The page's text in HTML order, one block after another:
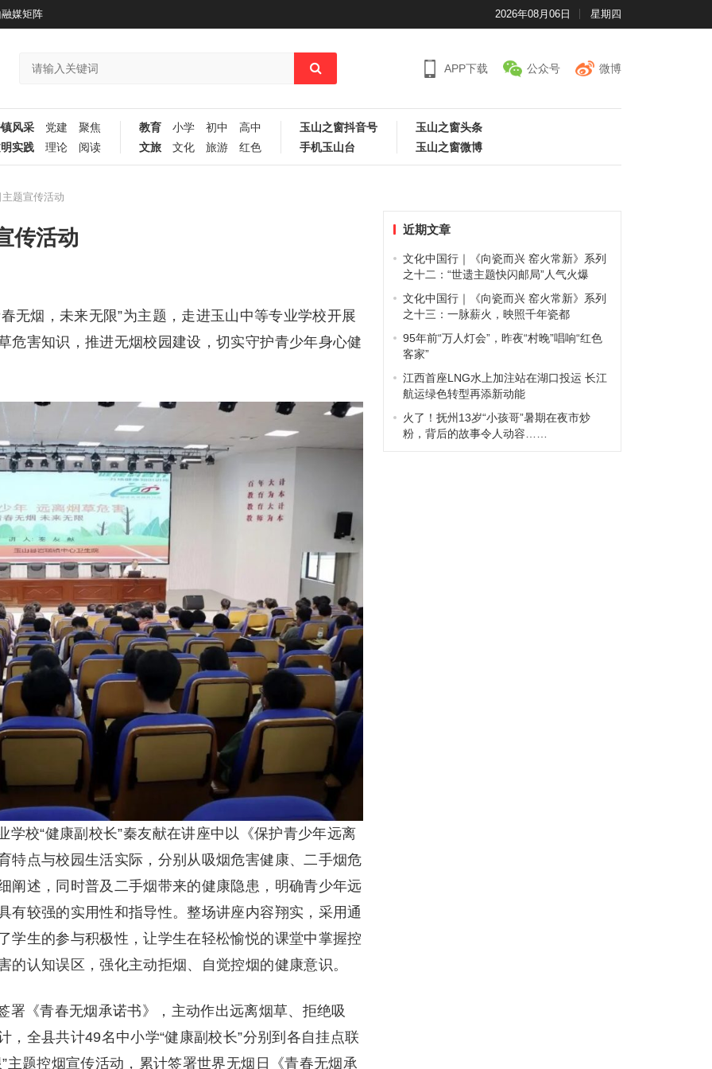
媒矩阵 2026年08月06日 星期四
APP下载 公众号 微博
风采 党建
聚焦
实践
理论 阅读
教育 小学 初中
高中
文旅
文化 旅游 红色
玉山之窗抖音号
手机玉山台
玉山之窗头条
玉山之窗微博
题宣传活动
传活动
无烟，未来无限”为主题，走进玉山中等专业学校开展
危害知识，推进无烟校园建设，切实守护青少年身心健
校“健康副校长”秦友献在讲座中以《保护青少年远离
特点与校园生活实际，分别从吸烟危害健康、二手烟危
阐述，同时普及二手烟带来的健康隐患，明确青少年远
有较强的实用性和指导性。整场讲座内容翔实，采用通
学生的参与积极性，让学生在轻松愉悦的课堂中掌握控
认知误区，强化主动拒烟、自觉控烟的健康意识。
署《青春无烟承诺书》，主动作出远离烟草、拒绝吸
全县共计49名中小学“健康副校长”分别到各自挂点联
主题控烟宣传活动，累计签署世界无烟日《青春无烟承
近期文章
文化中国行｜《向瓷而兴 窑火常新》系列
之十二：“世遗主题快闪邮局”人气火爆
文化中国行｜《向瓷而兴 窑火常新》系列
之十三：一脉薪火，映照千年瓷都
95年前“万人灯会”，昨夜“村晚”唱响“红色
客家”
江西首座LNG水上加注站在湖口投运 长江
航运绿色转型再添新动能
火了！抚州13岁“小孩哥”暑期在夜市炒
粉，背后的故事令人动容……